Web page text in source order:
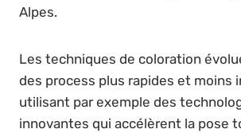
Alpes.
Les techniques de coloration
des process plus rapides et moins
utilisant par exemple des
innovantes qui accélèrent la pose